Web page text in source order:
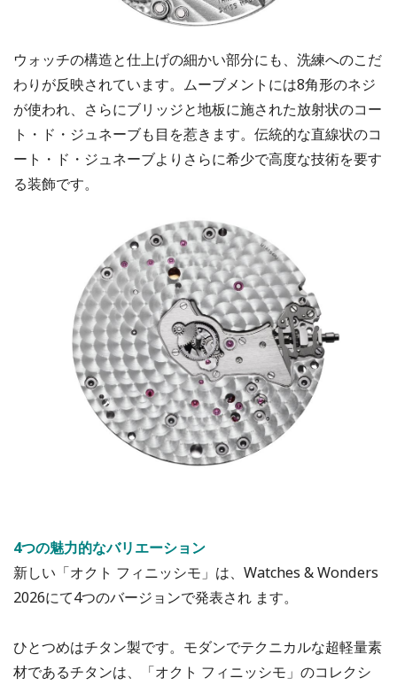
ウォッチの構造と仕上げの細かい部分にも、洗練へのこだ
わりが反映されています。ムーブメントには8角形のネジ
が使われ、さらにブリッジと地板に施された放射状のコー
ト・ド・ジュネーブも目を惹きます。伝統的な直線状のコ
ート・ド・ジュネーブよりさらに希少で高度な技術を要す
る装飾です。
4つの魅力的なバリエーション
新しい「オクト フィニッシモ」は、Watches & Wonders
2026にて4つのバージョンで発表され ます。
ひとつめはチタン製です。モダンでテクニカルな超軽量素
材であるチタンは、「オクト フィニッシモ」のコレクシ